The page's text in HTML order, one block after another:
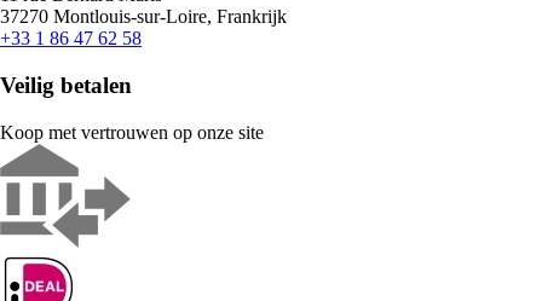
37270 Montlouis-sur-Loire, Frankrijk
+33 1 86 47 62 58
Veilig betalen
Koop met vertrouwen op onze site